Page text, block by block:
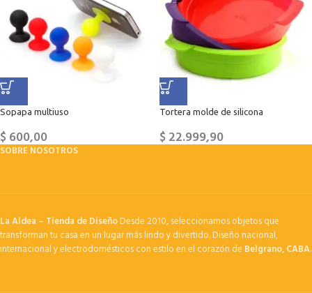
Sopapa multiuso
$600,00
Tortera molde de silicona
$22.999,90
SOBRE NOSOTROS
La Aldea – Tienda de DiseñoDesde 2010, seleccionamos objetos que
transforman tu casa en un lugar más lindo y divertido. Diseño nacional,
internacional y electrodomésticos con estilo en el corazón de Belgrano, CABA.